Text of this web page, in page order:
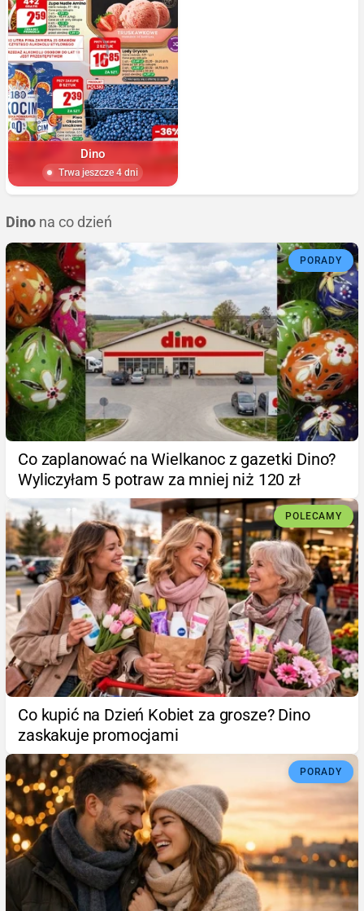
Dino
Trwa jeszcze 4 dni
Dino na co dzień
PORADY
Co zaplanować na Wielkanoc z gazetki Dino?
Wyliczyłam 5 potraw za mniej niż 120 zł
POLECAMY
Co kupić na Dzień Kobiet za grosze? Dino
zaskakuje promocjami
PORADY